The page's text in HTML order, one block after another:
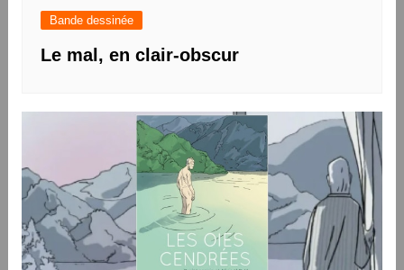
Bande dessinée
Le mal, en clair-obscur